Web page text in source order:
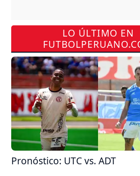
LO ÚLTIMO EN
Pronóstico: UTC vs. ADT